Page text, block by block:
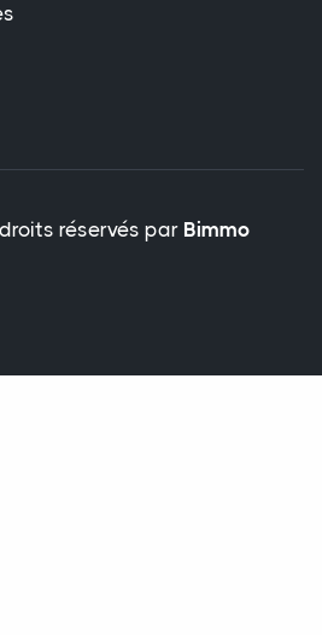
réservés par Bimmo